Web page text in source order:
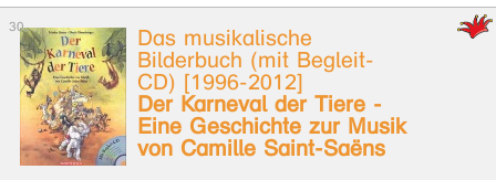
Das musikalische
Bilderbuch (mit Begleit-
CD) [1996-2012]
Der Karneval der Tiere -
Eine Geschichte zur Musik
von Camille Saint-Saëns